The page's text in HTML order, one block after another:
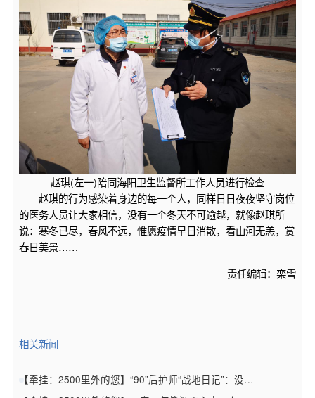
赵琪(左一)陪同海阳卫生监督所工作人员进行检查
赵琪的行为感染着身边的每一个人，同样日日夜夜坚守岗位
的医务人员让大家相信，没有一个冬天不可逾越，就像赵琪所
说：寒冬已尽，春风不远，惟愿疫情早日消散，看山河无恙，赏
春日美景……
责任编辑：栾雪
相关新闻
【牵挂：2500里外的您】“90”后护师“战地日记”：没有生来勇者，走着走着就勇敢了